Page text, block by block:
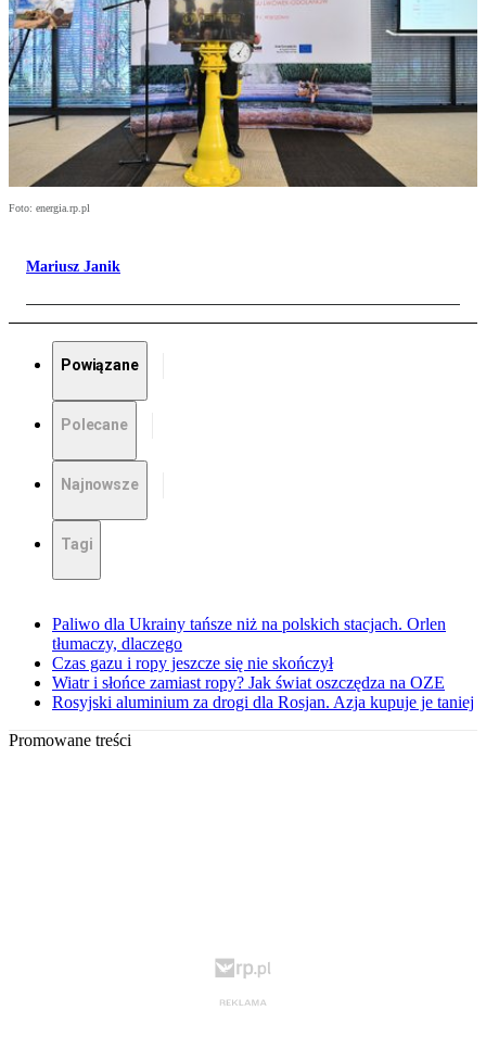
Foto: energia.rp.pl
Mariusz Janik
Powiązane
Polecane
Najnowsze
Tagi
Paliwo dla Ukrainy tańsze niż na polskich stacjach. Orlen
tłumaczy, dlaczego
Czas gazu i ropy jeszcze się nie skończył
Wiatr i słońce zamiast ropy? Jak świat oszczędza na OZE
Rosyjski aluminium za drogi dla Rosjan. Azja kupuje je taniej
Promowane treści